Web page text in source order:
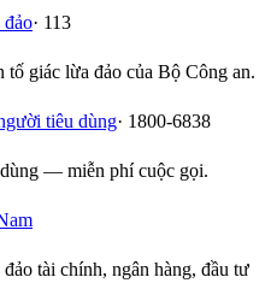
đảo· 113
tố giác lừa đảo của Bộ Công an.
tiêu dùng· 1800-6838
— miễn phí cuộc gọi.
tài chính, ngân hàng, đầu tư